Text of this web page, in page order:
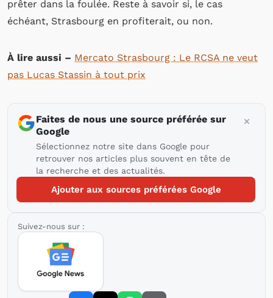
prêter dans la foulée. Reste à savoir si, le cas
échéant, Strasbourg en profiterait, ou non.
À lire aussi – Mercato Strasbourg : Le RCSA ne veut
pas Lucas Stassin à tout prix
Faites de nous une source préférée sur
Google
Sélectionnez notre site dans Google pour
retrouver nos articles plus souvent en tête de
la recherche et des actualités.
Ajouter aux sources préférées Google
Suivez-nous sur :